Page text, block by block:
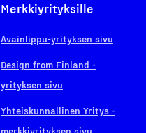
Merkkiyrityksille
Avainlippu-yrityksen sivu
Design from Finland -
yrityksen sivu
Yhteiskunnallinen Yritys -
merkkiyrityksen sivu